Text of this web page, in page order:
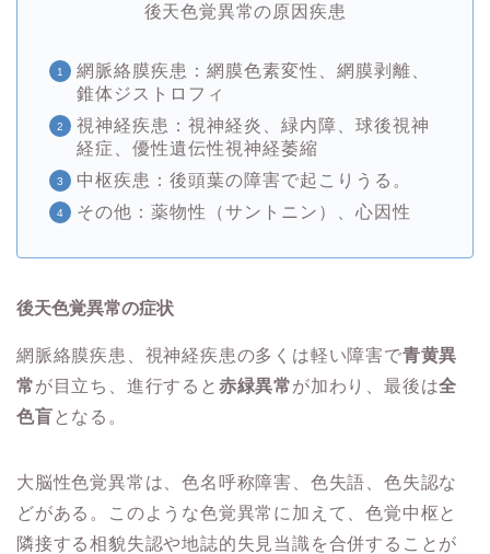
後天色覚異常の原因疾患
網脈絡膜疾患：網膜色素変性、網膜剥離、
錐体ジストロフィ
視神経疾患：視神経炎、緑内障、球後視神
経症、優性遺伝性視神経萎縮
中枢疾患：後頭葉の障害で起こりうる。
その他：薬物性（サントニン）、心因性
後天色覚異常の症状
網脈絡膜疾患、視神経疾患の多くは軽い障害で青黄異
常が目立ち、進行すると 赤緑異常が加わり、最後は全
色盲 となる。
大脳性色覚異常は、色名呼称障害、色失語、色失認な
どがある。このような色覚異常に加えて、色覚中枢と
隣接する相貌失認や地誌的失見当識を合併することが